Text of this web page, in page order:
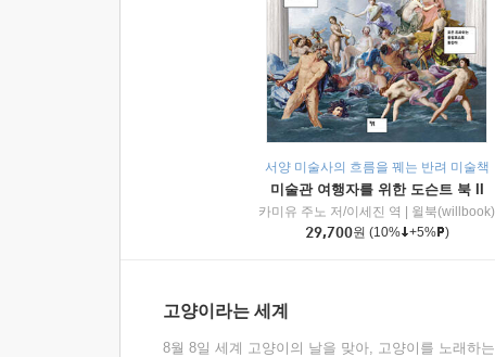
서양 미술사의 흐름을 꿰는 반려 미술책
미술관 여행자를 위한 도슨트 북 II
카미유 주노 저/이세진 역
윌북(willbook)
29,700원 (10% +5% )
고양이라는 세계
8월 8일 세계 고양이의 날을 맞아, 고양이를 노래하는